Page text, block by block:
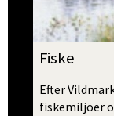
Fiske
Efter
fiskemiljöer